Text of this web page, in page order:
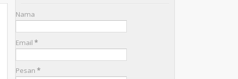
Nama
Email *
Pesan *